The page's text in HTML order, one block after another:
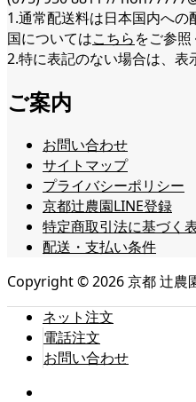
1.通常配送料は日本国内へ
国についてはこちらをご参
2.特に表記のない場合は、表
ご案内
お問い合わせ
サイトマップ
プライバシーポリシー
京都辻農園LINE登録
特定商取引法に基づく
配送・支払い条件
Copyright ©2026京都 辻農
ネット注文
電話注文
お問い合わせ